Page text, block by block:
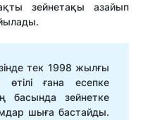
зейнетақы азайып
тек 1998 жылғы
өтілі ғана есепке
басында зейнетке
шыға бастайды.